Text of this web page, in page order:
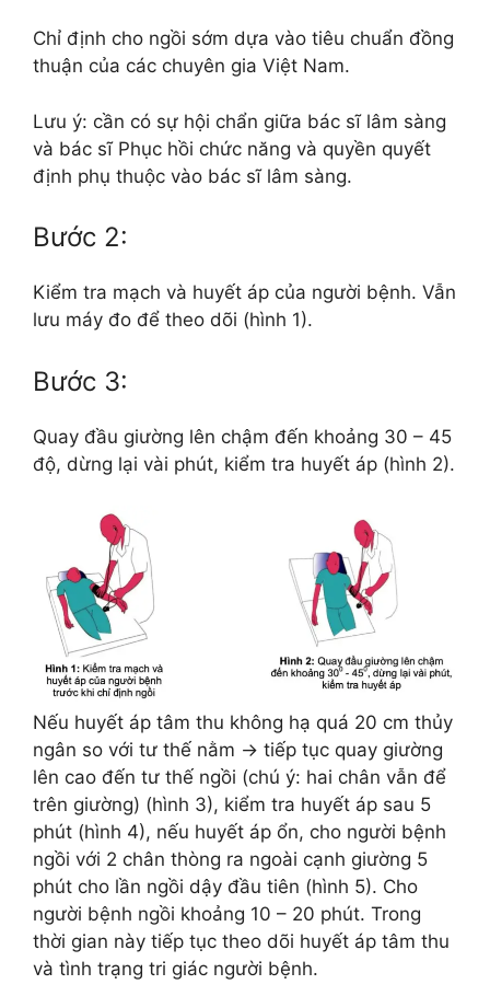
Chỉ định cho ngồi sớm dựa vào tiêu chuẩn đồng
thuận của các chuyên gia Việt Nam.
Lưu ý: cần có sự hội chẩn giữa bác sĩ lâm sàng
và bác sĩ Phục hồi chức năng và quyền quyết
định phụ thuộc vào bác sĩ lâm sàng.
Bước 2:
Kiểm tra mạch và huyết áp của người bệnh. Vẫn
lưu máy đo để theo dõi (hình 1).
Bước 3:
Quay đầu giường lên chậm đến khoảng 30 – 45
độ, dừng lại vài phút, kiểm tra huyết áp (hình 2).
Nếu huyết áp tâm thu không hạ quá 20 cm thủy
ngân so với tư thế nằm → tiếp tục quay giường
lên cao đến tư thế ngồi (chú ý: hai chân vẫn để
trên giường) (hình 3), kiểm tra huyết áp sau 5
phút (hình 4), nếu huyết áp ổn, cho người bệnh
ngồi với 2 chân thòng ra ngoài cạnh giường 5
phút cho lần ngồi dậy đầu tiên (hình 5). Cho
người bệnh ngồi khoảng 10 – 20 phút. Trong
thời gian này tiếp tục theo dõi huyết áp tâm thu
và tình trạng tri giác người bệnh.